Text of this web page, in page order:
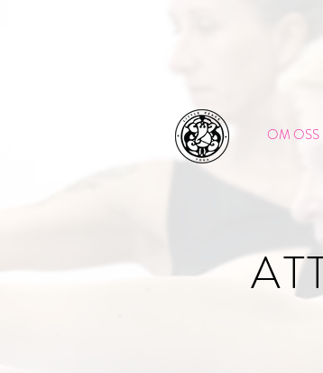
OM OSS